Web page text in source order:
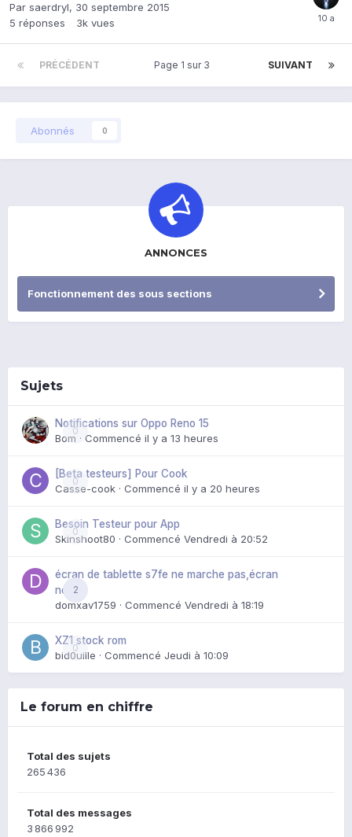
Par saerdryl, 30 septembre 2015
5 réponses 3k vues
PRÉCÉDENT SUIVANT
Page 1 sur 3
Abonnés 0
ANNONCES
Fonctionnement des sous sections
Sujets
0
Notifications sur Oppo Reno 15
Bom · Commencé il y a 13 heures
0
[Beta testeurs] Pour Cook
Casse-cook · Commencé il y a 20 heures
0
Besoin Testeur pour App
Skinshoot80 · Commencé Vendredi à 20:52
2
écran de tablette s7fe ne marche pas,écran
noir
domxav1759 · Commencé Vendredi à 18:19
0
XZ1 stock rom
bid0uille · Commencé Jeudi à 10:09
Le forum en chiffre
Total des sujets
265 436
Total des messages
3 866 992